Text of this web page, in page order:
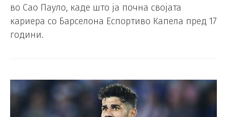
во Сао Пауло, каде што ја почна својата
кариера со Барселона Еспортиво Капела пред 17
години.